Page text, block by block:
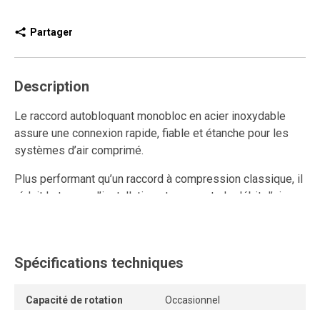
Partager
Description
Le raccord autobloquant monobloc en acier inoxydable
assure une connexion rapide, fiable et étanche pour les
systèmes d’air comprimé.
Plus performant qu’un raccord à compression classique, il
réduit le temps d’installation et augmente le débit d’air
résiste aux connexions et déconnexions répétées tout en
même sous pression.
Spécifications techniques
Capacité de rotation Occasionnel